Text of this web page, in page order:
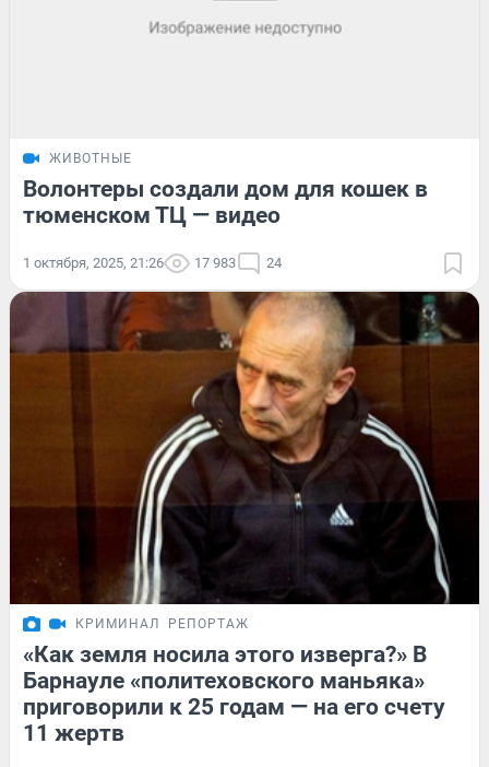
ЖИВОТНЫЕ
Волонтеры создали дом для кошек в
тюменском ТЦ — видео
1 октября, 2025, 21:26 17 983 24
КРИМИНАЛ РЕПОРТАЖ
«Как земля носила этого изверга?» В
Барнауле «политеховского маньяка»
приговорили к 25 годам — на его счету
11 жертв